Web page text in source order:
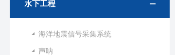
水下工程
海洋地震信号采集系统
声呐